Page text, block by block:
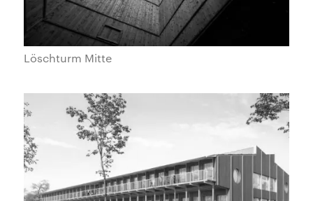
Löschturm Mitte